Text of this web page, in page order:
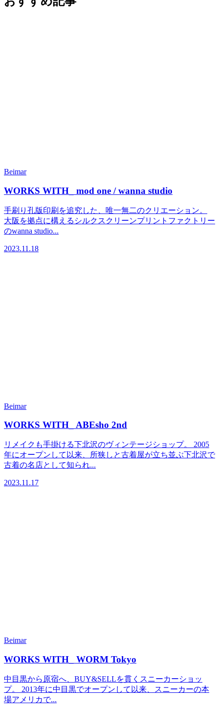
Beimar
WORKS WITH_ mod one / wanna studio
手刷り孔版印刷を追究した、唯一無二のクリエーション。
大阪を拠点に構えるシルクスクリーンプリントファクトリー
のwanna studio...
2023.11.18
Beimar
WORKS WITH_ ABEsho 2nd
リメイクも手掛ける下北沢のヴィンテージショップ。 2005
年にオープンして以来、所狭しと古着屋が立ち並ぶ下北沢で
古着の名店として知られ...
2023.11.17
Beimar
WORKS WITH_ WORM Tokyo
中目黒から原宿へ、BUY&SELLを貫くスニーカーショッ
プ。 2013年に中目黒でオープンして以来、スニーカーの本
場アメリカで...